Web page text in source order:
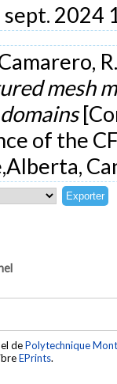
sept. 2024
mesh
of the
dePolytechnique
EPrints.